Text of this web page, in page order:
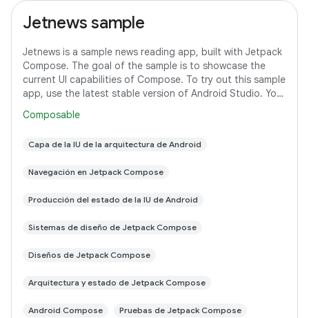
Jetnews sample
Jetnews is a sample news reading app, built with Jetpack
Compose. The goal of the sample is to showcase the
current UI capabilities of Compose. To try out this sample
app, use the latest stable version of Android Studio. You
Composable
Capa de la IU de la arquitectura de Android
Navegación en Jetpack Compose
Producción del estado de la IU de Android
Sistemas de diseño de Jetpack Compose
Diseños de Jetpack Compose
Arquitectura y estado de Jetpack Compose
Android Compose Pruebas de Jetpack Compose